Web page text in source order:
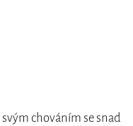
chováním se snad